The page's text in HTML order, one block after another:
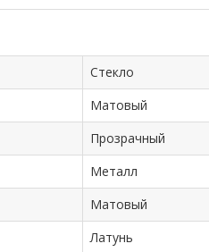
Стекло
Матовый
Прозрачный
Металл
Матовый
Латунь